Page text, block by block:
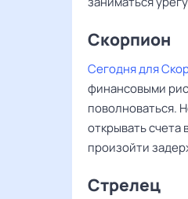
Скорпион
Сегодня для
финансовыми
поволноваться.
открывать счета
произойти
Стрелец